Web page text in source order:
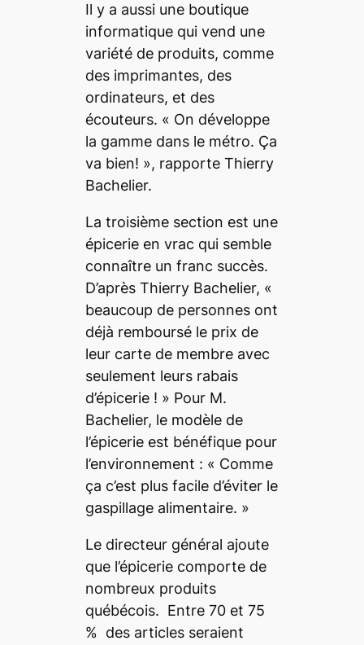
Il y a aussi une boutique
informatique qui vend une
variété de produits, comme
des imprimantes, des
ordinateurs, et des
écouteurs. « On développe
la gamme dans le métro. Ça
va bien! », rapporte Thierry
Bachelier.
La troisième section est une
épicerie en vrac qui semble
connaître un franc succès.
D’après Thierry Bachelier, «
beaucoup de personnes ont
déjà remboursé le prix de
leur carte de membre avec
seulement leurs rabais
d’épicerie ! » Pour M.
Bachelier, le modèle de
l’épicerie est bénéfique pour
l’environnement : « Comme
ça c’est plus facile d’éviter le
gaspillage alimentaire. »
Le directeur général ajoute
que l’épicerie comporte de
nombreux produits
québécois. Entre 70 et 75
% des articles seraient